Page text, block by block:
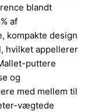
blandt
af
kompakte design
hvilket appellerer
puttere
og
med mellem til
vægtede